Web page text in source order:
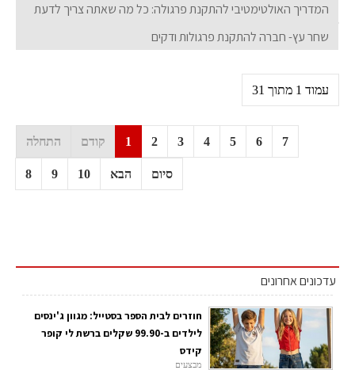
המדריך האולטימטיבי להתקנת פרגולה: כל מה שאתה צריך לדעת
שחר עץ- חברה להתקנת פרגולות ודקים
עמוד 1 מתוך 31
התחלה קודם 1 2 3 4 5 6 7
8 9 10 הבא סיום
עדכונים אחרונים
חוזרים לבית הספר בסטייל: מגוון ג'ינסים
לילדים ב-99.90 שקלים ברשת לי קופר
קידס
מבצעים